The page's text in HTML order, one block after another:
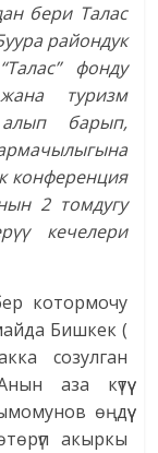
бери Талас
райондук
фонду
туризм
барып,
конференция
2 томдугу
кечелери
котормочу
Бишкек (
созулган
аза күтүү
өңдүү
акыркы